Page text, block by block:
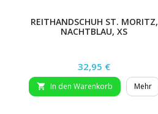
REITHANDSCHUH ST. MORITZ,
NACHTBLAU, XS
Preis
32,95 €
 In den Warenkorb Mehr